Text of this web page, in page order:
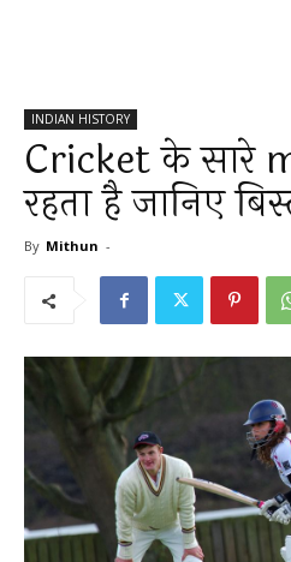
INDIAN HISTORY
Cricket के सारे
रहता है जानिए
By Mithun -